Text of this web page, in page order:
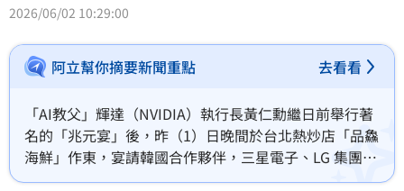
2026/06/02 10:29:00
阿立幫你摘要新聞重點 去看看
「AI教父」輝達（NVIDIA）執行長黃仁勳繼日前舉行著
名的「兆元宴」後，昨（1）日晚間於台北熱炒店「品鱻
海鮮」作東，宴請韓國合作夥伴，三星電子、LG 集團、
斗山集團等韓國科技巨頭都有派代表出席。用餐期間，